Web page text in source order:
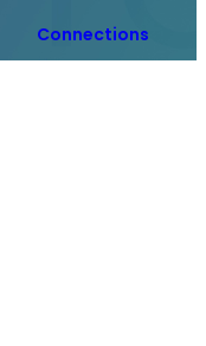
Connections